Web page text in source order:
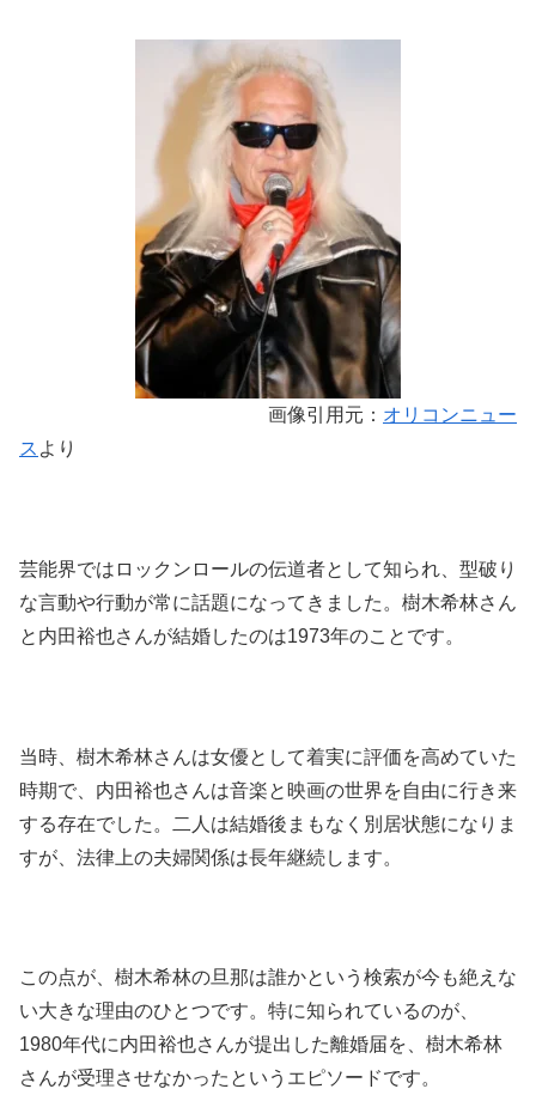
画像引用元： オリコンニュー
ス より
芸能界ではロックンロールの伝道者として知られ、型破り
な言動や行動が常に話題になってきました。樹木希林さん
と内田裕也さんが結婚したのは1973年のことです。
当時、樹木希林さんは女優として着実に評価を高めていた
時期で、内田裕也さんは音楽と映画の世界を自由に行き来
する存在でした。二人は結婚後まもなく別居状態になりま
すが、法律上の夫婦関係は長年継続します。
この点が、樹木希林の旦那は誰かという検索が今も絶えな
い大きな理由のひとつです。特に知られているのが、
1980年代に内田裕也さんが提出した離婚届を、樹木希林
さんが受理させなかったというエピソードです。